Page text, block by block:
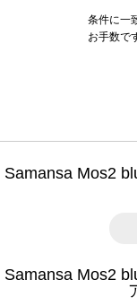
条件に一
お手数で
Samansa Mos2
Samansa Mos2